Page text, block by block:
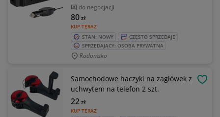
do negocjacji
KUP TERAZ
80zł
STAN: NOWY
CZĘSTO SPRZEDAJE
SPRZEDAJĄCY: OSOBA PRYWATNA
Radomsko
Samochodowe haczyki na zagłówek z
uchwytem na telefon 2 szt.
KUP TERAZ
22zł